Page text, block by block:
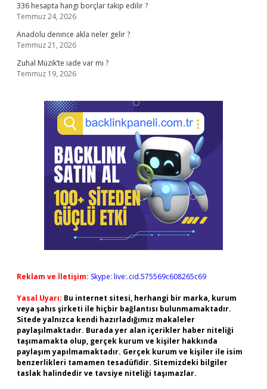
336 hesapta hangi borçlar takip edilir ?
Temmuz 24, 2026
Anadolu denince akla neler gelir ?
Temmuz 21, 2026
Zuhal Müzik’te iade var mı ?
Temmuz 19, 2026
Reklam ve İletişim: Skype: live:.cid.575569c608265c69
Yasal Uyarı: Bu internet sitesi, herhangi bir marka, kurum
veya şahıs şirketi ile hiçbir bağlantısı bulunmamaktadır.
Sitede yalnızca kendi hazırladığımız makaleler
paylaşılmaktadır. Burada yer alan içerikler haber niteliği
taşımamakta olup, gerçek kurum ve kişiler hakkında
paylaşım yapılmamaktadır. Gerçek kurum ve kişiler ile isim
benzerlikleri tamamen tesadüfidir. Sitemizdeki bilgiler
taslak halindedir ve tavsiye niteliği taşımazlar.